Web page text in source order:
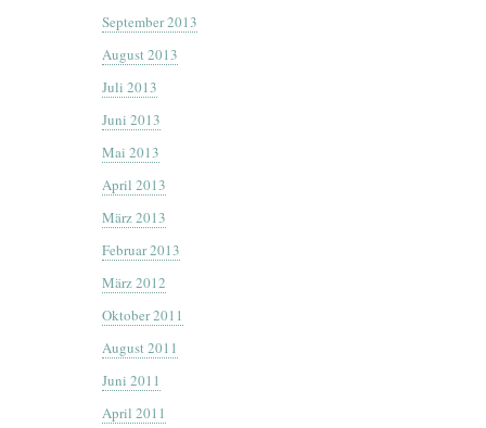
September 2013
August 2013
Juli 2013
Juni 2013
Mai 2013
April 2013
März 2013
Februar 2013
März 2012
Oktober 2011
August 2011
Juni 2011
April 2011